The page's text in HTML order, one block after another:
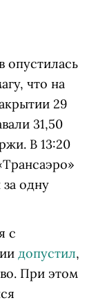
опустилась
что на
29
31,50
В 13:20
за одну
с
допустил,
При этом